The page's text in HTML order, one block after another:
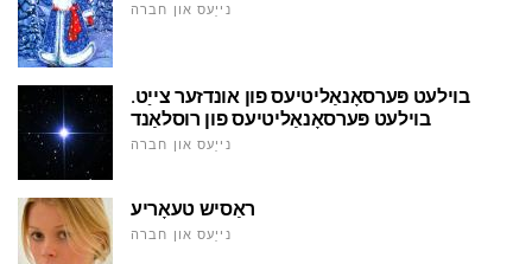
נייַעס און חברה
בוילעט פּערסאָנאַליטיעס פון אונדזער צייַט.
בוילעט פּערסאָנאַליטיעס פון רוסלאַנד
נייַעס און חברה
ראַסיש טעאָריע
נייַעס און חברה